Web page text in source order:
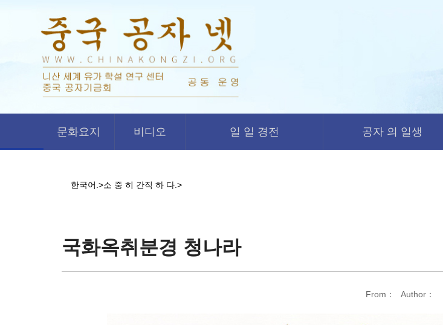
문화요지 비디오 일 일 경전 공자 의 일생
한국어. >소 중 히 간직 하 다. >
국화옥취분경 청나라
From： Author：